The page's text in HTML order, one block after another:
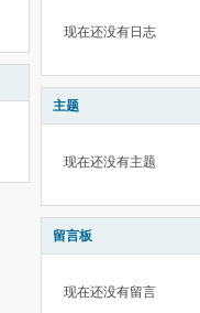
现在还没有日志
主题
现在还没有主题
留言板
现在还没有留言